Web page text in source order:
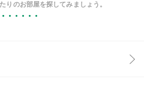
りのお部屋を探してみましょう。